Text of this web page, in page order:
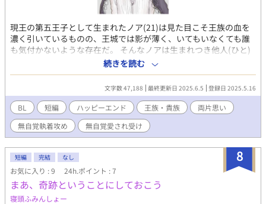
現王の第五王子として生まれたノア(21)は見た目こそ王族の血を
濃く引いているものの、王城では影が薄く、いてもいなくても誰
も気付かないような存在だ。 そんなノアは生まれつき他人(ひと)
の心の声が聞こえる能力を持っていて、こっそり王城を抜け出し
ては、それを活かして街で占いをやっていた。 18歳で始めた占い
も気付けば3年が経ち、今ではよく当たると評判の人気の占い師に
なっていた。 そんなある日、ノアが占いをする《金色(こんじき)
の占いの館》に第一騎士団の団長、クレイン侯爵家の嫡男アルバ
ート(32)が訪ねてくる。 ノアは能力を使って、アルバートの『初
恋の相手に会いたい』と言う願いを叶えるようとするが、アルバ
ートの真面目で優しい人柄に触れいくうちに、ついうっかりアル
バートを好きになってしまう。 真面目で一途な騎士団長×前向き
に生きる国民思いの第五王子 いろいろツッコミ所があるお話です
が、温かい目で読んでいただけたら嬉しいです。 ( )は心の声で
す。 Rシーンは※付けます。 ※画像はpicrewさんよりお借りしま
した。
続きを読む
文字数 47,188 最終更新日 2025.6.5 登録日 2025.5.16
BL 短編 ハッピーエンド 王族・貴族
両片思い
無自覚執着攻め
無自覚愛され受け
8
短編 完結 なし
お気に入り : 9 24h.ポイント : 7
まあ、奇跡ということにしておこう
寝頭ふみんしょー